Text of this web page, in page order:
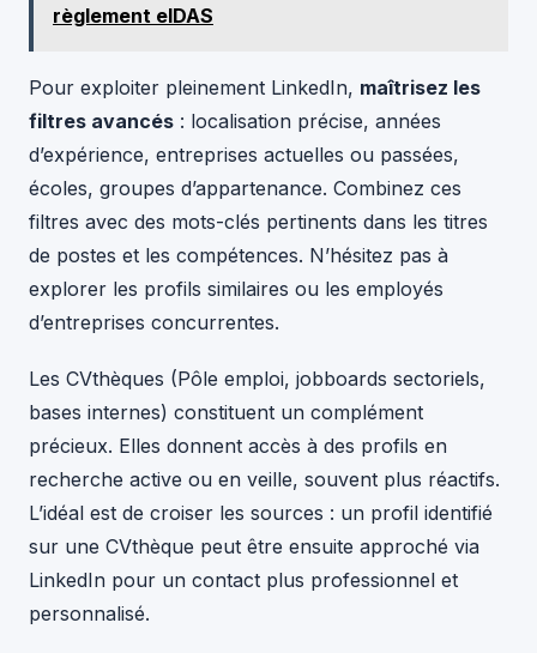
règlement eIDAS
Pour exploiter pleinement LinkedIn, maîtrisez les
filtres avancés : localisation précise, années
d’expérience, entreprises actuelles ou passées,
écoles, groupes d’appartenance. Combinez ces
filtres avec des mots-clés pertinents dans les titres
de postes et les compétences. N’hésitez pas à
explorer les profils similaires ou les employés
d’entreprises concurrentes.
Les CVthèques (Pôle emploi, jobboards sectoriels,
bases internes) constituent un complément
précieux. Elles donnent accès à des profils en
recherche active ou en veille, souvent plus réactifs.
L’idéal est de croiser les sources : un profil identifié
sur une CVthèque peut être ensuite approché via
LinkedIn pour un contact plus professionnel et
personnalisé.